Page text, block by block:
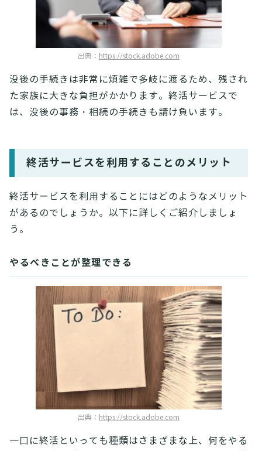
出典： https://stock.adobe.com
没後の手続きは非常に煩雑で多岐に渡るため、残され
た家族に大きな負担がかかります。終活サービスで
は、没後の事務・相続の手続きも請け負います。
終活サービスを利用することのメリット
終活サービスを利用することにはどのようなメリット
があるのでしょうか。以下に詳しくご紹介しましょ
う。
やるべきことが整理できる
出典： https://stock.adobe.com
一口に終活といっても種類はさまざまな上、何をやる